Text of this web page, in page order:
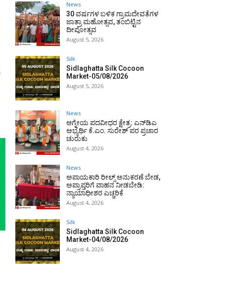
News
30 ವರ್ಷಗಳ ಬಳಿಕ ಗ್ರಾಮದೇವತೆಗಳ
ಜಾತ್ರಾ ಮಹೋತ್ಸವ, ತಂಬಿಟ್ಟಿನ
ದೀಪೋತ್ಸವ
August 5, 2026
Silk
Sidlaghatta Silk Cocoon
Market-05/08/2026
August 5, 2026
News
ಆಗ್ನೇಯ ಪದವೀಧರ ಕ್ಷೇತ್ರ: ಎನ್‌ಡಿಎ
ಅಭ್ಯರ್ಥಿ ಕೆ.ಎಂ. ಸುರೇಶ್ ಪರ ಪ್ರಚಾರ
ಚುರುಕು
August 4, 2026
News
ಅಪಾಯಕಾರಿ ರೀಲ್ಸ್ ಅನುಕರಣೆ ಬೇಡ,
ಅಪ್ರಾಪ್ತರಿಗೆ ವಾಹನ ನೀಡಬೇಡಿ:
ನ್ಯಾಯಾಧೀಶರ ಎಚ್ಚರಿಕೆ
August 4, 2026
Silk
Sidlaghatta Silk Cocoon
Market-04/08/2026
August 4, 2026